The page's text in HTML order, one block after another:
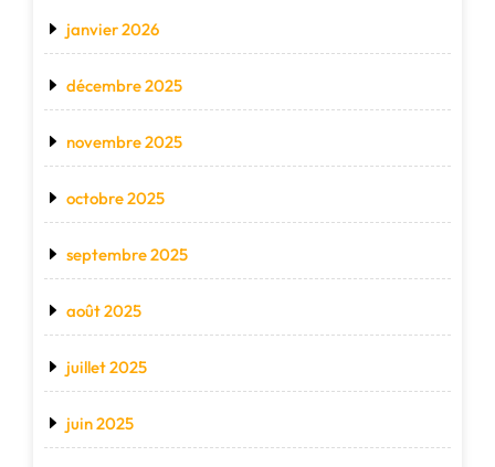
janvier 2026
décembre 2025
novembre 2025
octobre 2025
septembre 2025
août 2025
juillet 2025
juin 2025